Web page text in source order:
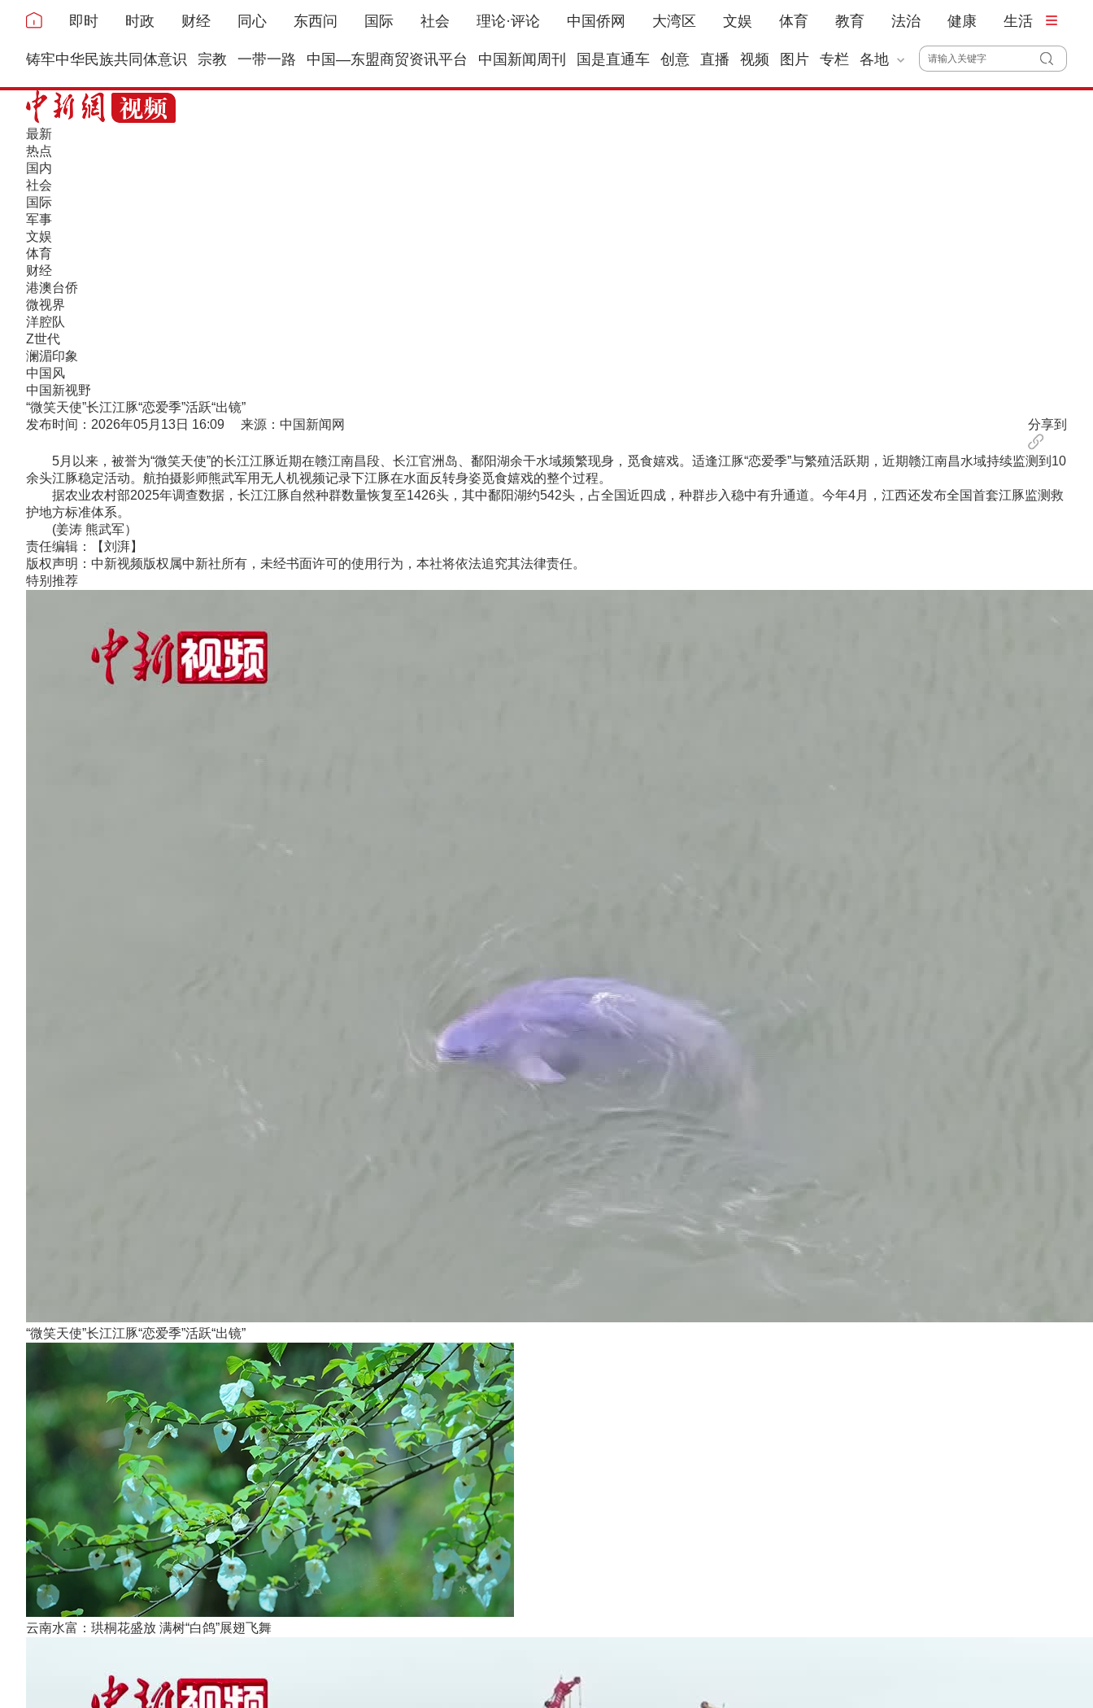
即时 时政 财经 同心 东西问 国际 社会 理论·评论 中国侨网 大湾区 文娱 体育 教育 法治 健康 生活
铸牢中华民族共同体意识 宗教 一带一路 中国—东盟商贸资讯平台 中国新闻周刊 国是直通车 创意 直播 视频 图片 专栏 各地
最新
热点
国内
社会
国际
军事
文娱
体育
财经
港澳台侨
微视界
洋腔队
Z世代
澜湄印象
中国风
中国新视野
“微笑天使”长江江豚“恋爱季”活跃“出镜”
发布时间：2026年05月13日 16:09 来源：中国新闻网
分享到
5月以来，被誉为“微笑天使”的长江江豚近期在赣江南昌段、长江官洲岛、鄱阳湖余干水域频繁现身，觅食嬉戏。适逢江豚“恋爱季”与繁殖活跃期，近期赣江南昌水域持续监测到10
余头江豚稳定活动。航拍摄影师熊武军用无人机视频记录下江豚在水面反转身姿觅食嬉戏的整个过程。
据农业农村部2025年调查数据，长江江豚自然种群数量恢复至1426头，其中鄱阳湖约542头，占全国近四成，种群步入稳中有升通道。今年4月，江西还发布全国首套江豚监测救
护地方标准体系。
(姜涛 熊武军）
责任编辑：【刘湃】
版权声明：中新视频版权属中新社所有，未经书面许可的使用行为，本社将依法追究其法律责任。
特别推荐
“微笑天使”长江江豚“恋爱季”活跃“出镜”
云南水富：珙桐花盛放 满树“白鸽”展翅飞舞